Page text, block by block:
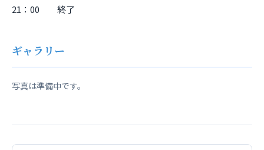
21：00 終了
ギャラリー
写真は準備中です。